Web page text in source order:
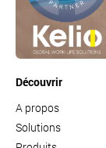
Découvrir
A propos
Solutions